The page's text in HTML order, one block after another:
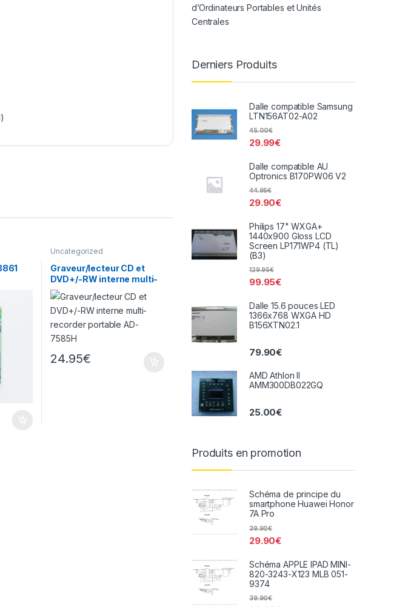
Uncategorized
Graveur/lecteur CD et
DVD+/-RW interne multi-
recorder portable AD-
7585H
24.95€
d’Ordinateurs Portables et Unités
Centrales
Derniers Produits
Dalle compatible Samsung
LTN156AT02-A02
29.99€
45.00€
Dalle compatible AU
Optronics B170PW06 V2
29.90€
44.95€
Philips 17" WXGA+
1440x900 Gloss LCD
Screen LP171WP4 (TL)
(B3)
99.95€
129.95€
Dalle 15.6 pouces LED
1366x768 WXGA HD
B156XTN02.1
79.90€
AMD Athlon II
AMM300DB022GQ
25.00€
Produits en promotion
Schéma de principe du
smartphone Huawei Honor
7A Pro
29.90€
39.90€
Schéma APPLE IPAD MINI-
820-3243-X123 MLB 051-
9374
39.90€